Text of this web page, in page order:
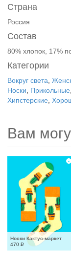
Страна
Россия
Состав
80% хлопок, 17%
Категории
Вокруг света
Носки
Прикольные
Хипстерские
Вам
Носки Кактус-маркет
470 Р